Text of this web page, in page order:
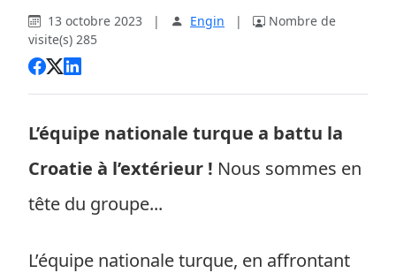
13 octobre 2023 | Engin |
Nombre de
visite(s) 285
L’équipe nationale turque a battu la
Croatie à l’extérieur ! Nous sommes en
tête du groupe...
L’équipe nationale turque, en affrontant